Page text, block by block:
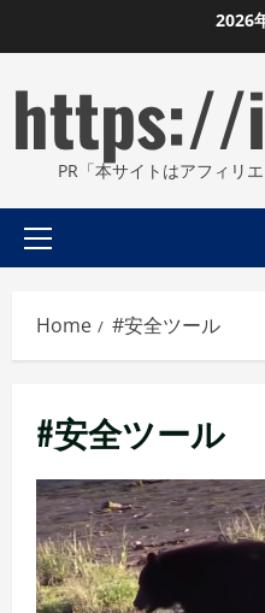
to
2026
https://
PR「本サイトはアフィリ
Primary
Home #安全ツール
#安全ツール